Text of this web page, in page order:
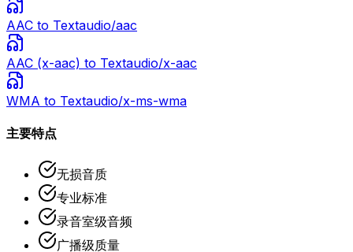
AAC to Textaudio/aac
AAC (x-aac) to Textaudio/x-aac
WMA to Textaudio/x-ms-wma
主要特点
无损音质
专业标准
录音室级音频
广播级质量